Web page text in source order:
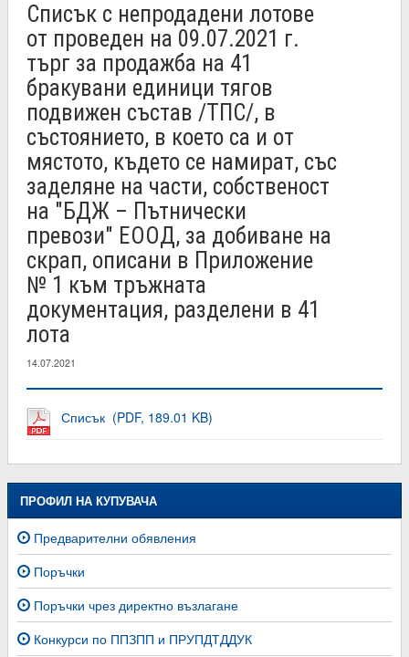
Списък с непродадени лотове
от проведен на 09.07.2021 г.
търг за продажба на 41
бракувани единици тягов
подвижен състав /ТПС/, в
състоянието, в което са и от
мястото, където се намират, със
заделяне на части, собственост
на "БДЖ – Пътнически
превози" ЕООД, за добиване на
скрап, описани в Приложение
№ 1 към тръжната
документация, разделени в 41
лота
14.07.2021
Списък (PDF, 189.01 KB)
ПРОФИЛ НА КУПУВАЧА
Предварителни обявления
Поръчки
Поръчки чрез директно възлагане
Конкурси по ППЗПП и ПРУПДТДДУК